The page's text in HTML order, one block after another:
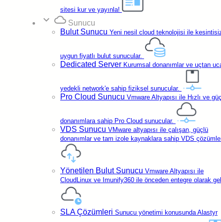
sitesi kur ve yayınla!
expand_more cloud Sunucu
Bulut Sunucu Yeni nesil cloud teknolojisi ile
uygun fiyatlı bulut sunucular.
Dedicated Server Kurumsal donanımlar ve uçtan
yedekli network'e sahip fiziksel sunucular.
Pro Cloud Sunucu Vmware Altyapısı ile Hızlı ve
donanımlara sahip Pro Cloud sunucular.
VDS Sunucu VMware altyapısı ile çalışan, güçlü
donanımlar ve tam izole kaynaklara sahip VDS
Yönetilen Bulut Sunucu Vmware Altyapısı ile
CloudLinux ve Imunify360 ile önceden entegre olarak
SLA Çözümleri Sunucu yönetimi konusunda Alastyr
Ücretsiz WebMailErişimi
İNDİRİM
Anında profesyonel e-posta.